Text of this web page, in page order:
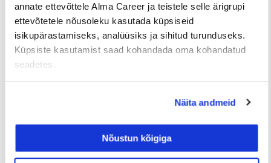
annate ettevõttele Alma Career ja teistele selle ärigrupi
ettevõtetele nõusoleku kasutada küpsiseid
isikupärastamiseks, analüüsiks ja sihitud turunduseks.
Küpsiste kasutamist saad kohandada oma kohandatud
seadetes.
Näita andmeid
Nõustun kõigiga
Loe lisaks